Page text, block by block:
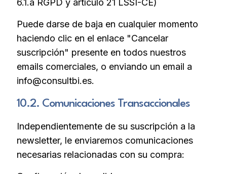
6.1.a RGPD y artículo 21 LSSI-CE)
Puede darse de baja en cualquier momento
haciendo clic en el enlace "Cancelar
suscripción" presente en todos nuestros
emails comerciales, o enviando un email a
info@consultbi.es.
10.2. Comunicaciones Transaccionales
Independientemente de su suscripción a la
newsletter, le enviaremos comunicaciones
necesarias relacionadas con su compra: